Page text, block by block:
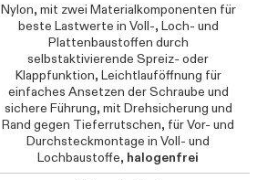
Nylon, mit zwei Materialkomponenten für
beste Lastwerte in Voll-, Loch- und
Plattenbaustoffen durch
selbstaktivierende Spreiz- oder
Klappfunktion, Leichtlauföffnung für
einfaches Ansetzen der Schraube und
sichere Führung, mit Drehsicherung und
Rand gegen Tieferrutschen, für Vor- und
Durchsteckmontage in Voll- und
Lochbaustoffe, halogenfrei